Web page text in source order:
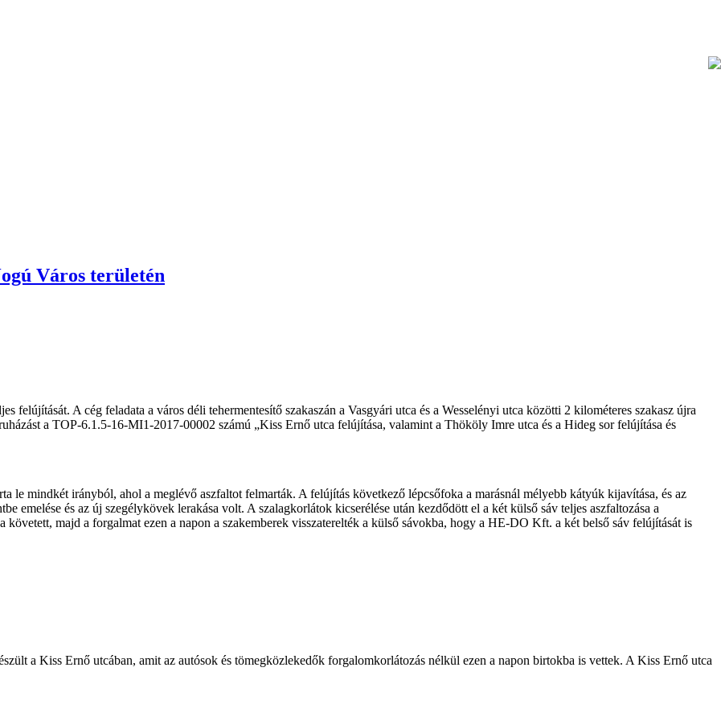
Város területén
A cég feladata a város déli tehermentesítő szakaszán a Vasgyári utca és a Wesselényi utca közötti 2 kilométeres szakasz újra
a TOP-6.1.5-16-MI1-2017-00002 számú „Kiss Ernő utca felújítása, valamint a Thököly Imre utca és a Hideg sor felújítása és
le mindkét irányból, ahol a meglévő aszfaltot felmarták. A felújítás következő lépcsőfoka a marásnál mélyebb kátyúk kijavítása, és az
emelése és az új szegélykövek lerakása volt. A szalagkorlátok kicserélése után kezdődött el a két külső sáv teljes aszfaltozása a
majd a forgalmat ezen a napon a szakemberek visszaterelték a külső sávokba, hogy a HE-DO Kft. a két belső sáv felújítását is
a Kiss Ernő utcában, amit az autósok és tömegközlekedők forgalomkorlátozás nélkül ezen a napon birtokba is vettek. A Kiss Ernő utca